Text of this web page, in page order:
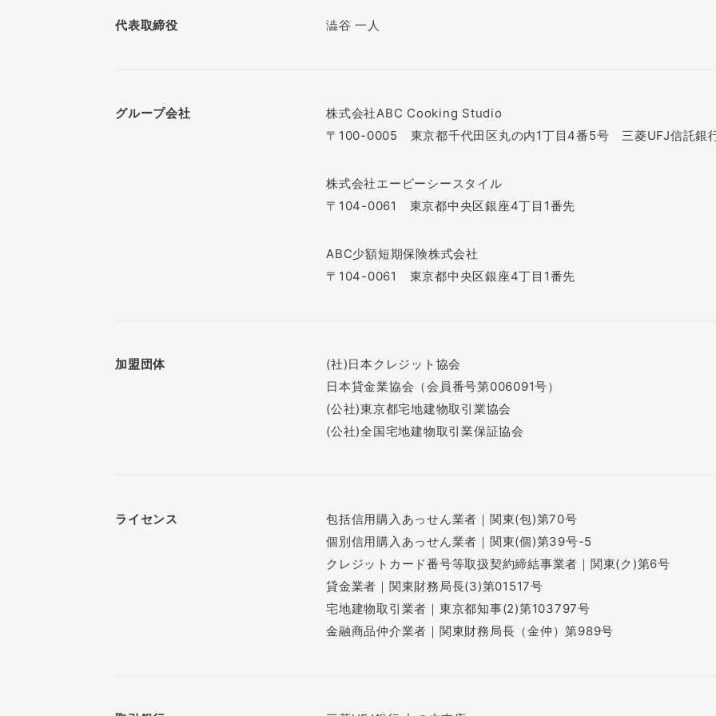
代表取締役 澁谷 一人
グループ会社
株式会社ABC Cooking Studio
〒100-0005 東京都千代田区丸の内1丁目4番5号 三菱UFJ信託銀
株式会社エービーシースタイル
〒104-0061 東京都中央区銀座4丁目1番先
ABC少額短期保険株式会社
〒104-0061 東京都中央区銀座4丁目1番先
加盟団体
(社)日本クレジット協会
日本貸金業協会（会員番号第006091号）
(公社)東京都宅地建物取引業協会
(公社)全国宅地建物取引業保証協会
ライセンス
包括信用購入あっせん業者｜関東(包)第70号
個別信用購入あっせん業者｜関東(個)第39号-5
クレジットカード番号等取扱契約締結事業者｜関東(ク)第6号
貸金業者｜関東財務局長(3)第01517号
宅地建物取引業者｜東京都知事(2)第103797号
金融商品仲介業者｜関東財務局長（金仲）第989号